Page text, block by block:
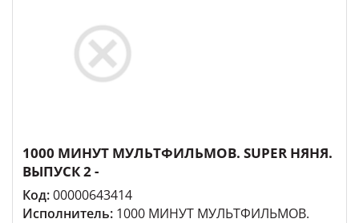
1000 МИНУТ МУЛЬТФИЛЬМОВ. SUPER НЯНЯ.
ВЫПУСК 2 -
Код:00000643414
Исполнитель: 1000 МИНУТ МУЛЬТФИЛЬМОВ.